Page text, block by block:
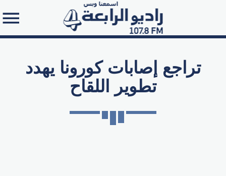
Search in the website:
تراجع إصابات كورونا يهدد
تطوير اللقاح